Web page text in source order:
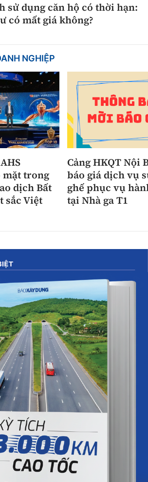
sử dụng căn hộ có thời hạn:
có mất giá không?
NGHIỆP
trong
dịch Bất
sắc Việt
Cảng HKQT Nội
báo giá dịch vụ
ghế phục vụ
tại Nhà ga T1